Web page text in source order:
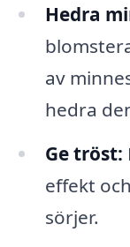
Hedra
av
hedra
Ge tröst:
effekt
sörjer.